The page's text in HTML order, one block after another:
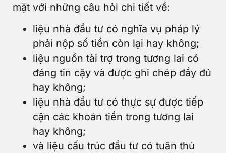
mặt với những câu hỏi chi tiết về:
liệu nhà đầu tư có nghĩa vụ pháp lý
phải nộp số tiền còn lại hay không;
liệu nguồn tài trợ trong tương lai có
đáng tin cậy và được ghi chép đầy đủ
hay không;
liệu nhà đầu tư có thực sự được tiếp
cận các khoản tiền trong tương lai
hay không;
và liệu cấu trúc đầu tư có tuân thủ